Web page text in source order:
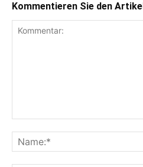
Kommentieren Sie den Artikel